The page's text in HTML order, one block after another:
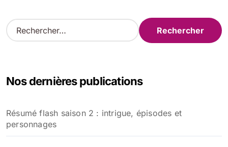
R
e
r
e
r
Nos dernières publications
Résumé flash saison 2 : intrigue, épisodes et
personnages